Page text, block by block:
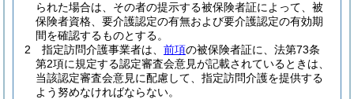
られた場合は、その者の提示する被保険者証によって、被
保険者資格、要介護認定の有無および要介護認定の有効期
間を確認するものとする。
2
指定訪問介護事業者は、 前項の被保険者証に、法第73条
第2項に規定する認定審査会意見が記載されているときは、
当該認定審査会意見に配慮して、指定訪問介護を提供する
よう努めなければならない。